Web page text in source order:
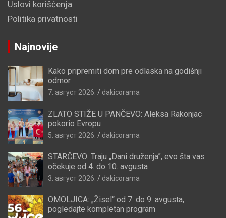
Uslovi korišćenja
Politika privatnosti
Najnovije
Kako pripremiti dom pre odlaska na godišnji
odmor
7. август 2026. dakicorama
ZLATO STIŽE U PANČEVO: Aleksa Rakonjac
pokorio Evropu
5. август 2026. dakicorama
STARČEVO: Traju „Dani druženja”, evo šta vas
očekuje od 4. do 10. avgusta
3. август 2026. dakicorama
OMOLJICA: „Žisel“ od 7. do 9. avgusta,
pogledajte kompletan program